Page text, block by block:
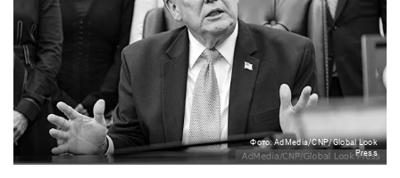
Фото: AdMedia/CNP/Global Look
Press